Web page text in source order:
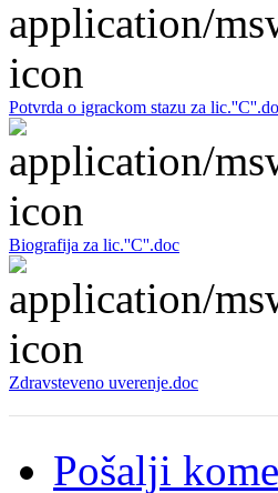
Potvrda o igrackom stazu za
Biografija za lic.''C''.doc
Zdravsteveno uverenje.doc
Pošalji